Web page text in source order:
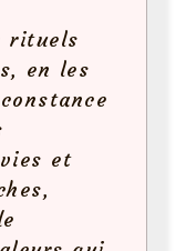
rituels
en les
et